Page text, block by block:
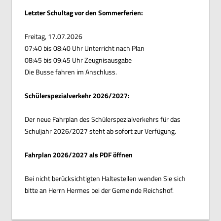
Letzter Schultag vor den Sommerferien:
Freitag, 17.07.2026
07:40 bis 08:40 Uhr Unterricht nach Plan
08:45 bis 09:45 Uhr Zeugnisausgabe
Die Busse fahren im Anschluss.
Schülerspezialverkehr 2026/2027:
Der neue Fahrplan des Schülerspezialverkehrs für das
Schuljahr 2026/2027 steht ab sofort zur Verfügung.
Fahrplan 2026/2027 als PDF öffnen
Bei nicht berücksichtigten Haltestellen wenden Sie sich
bitte an Herrn Hermes bei der Gemeinde Reichshof.